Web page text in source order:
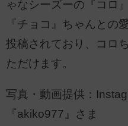
ゃなシーズーの『コロ
『チョコ』ちゃんとの
投稿されており、コロ
ただけます。
写真・動画提供：
『akiko977』さま